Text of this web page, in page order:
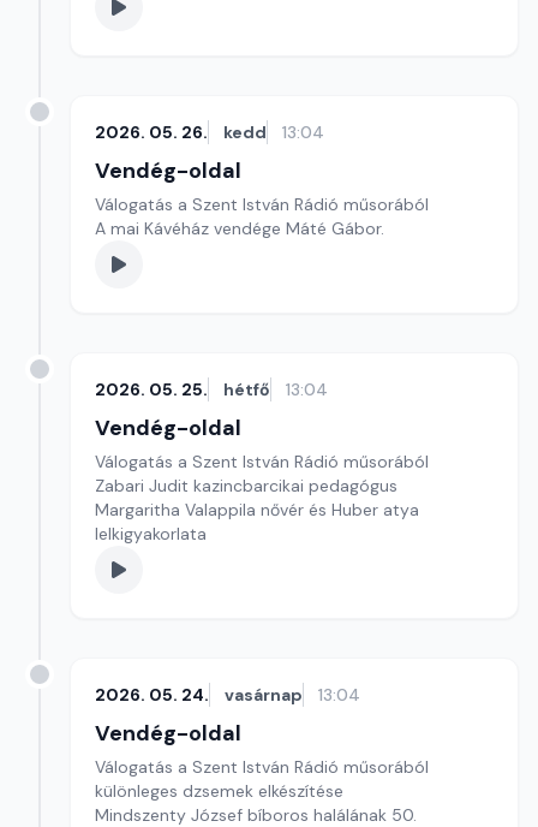
2026. 05. 26. kedd 13:04
Vendég-oldal
Válogatás a Szent István Rádió műsorából
A mai Kávéház vendége Máté Gábor.
2026. 05. 25. hétfő 13:04
Vendég-oldal
Válogatás a Szent István Rádió műsorából
Zabari Judit kazincbarcikai pedagógus
Margaritha Valappila nővér és Huber atya
lelkigyakorlata
2026. 05. 24. vasárnap 13:04
Vendég-oldal
Válogatás a Szent István Rádió műsorából
különleges dzsemek elkészítése
Mindszenty József bíboros halálának 50.